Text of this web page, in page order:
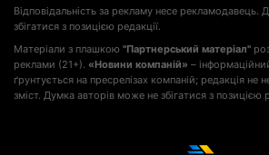
Відповідальність за рекламу несе рекламодавець.
збігатися з позицією редакції.
Матеріали з плашкою "Партнерський матеріал"
реклами (21+). «Новини компаній» –
ґрунтується на пресрелізах компаній; редакція не
зміст. Думка авторів може не збігатися з позицією